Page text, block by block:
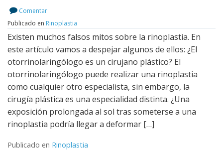
Comentar
Publicado en Rinoplastia
Existen muchos falsos mitos sobre la rinoplastia. En
este artículo vamos a despejar algunos de ellos: ¿El
otorrinolaringólogo es un cirujano plástico? El
otorrinolaringólogo puede realizar una rinoplastia
como cualquier otro especialista, sin embargo, la
cirugía plástica es una especialidad distinta. ¿Una
exposición prolongada al sol tras someterse a una
rinoplastia podría llegar a deformar […]
Publicado en Rinoplastia